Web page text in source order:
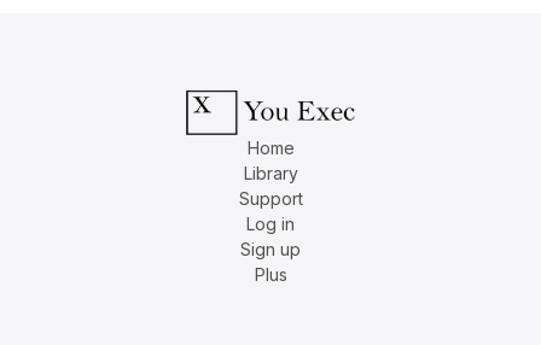
Home
Library
Support
Log in
Sign up
Plus